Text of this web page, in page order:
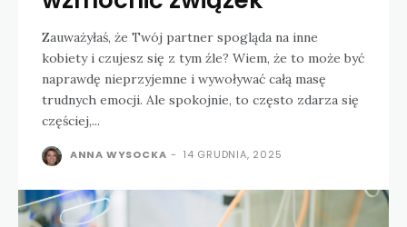
Zauważyłaś, że Twój partner spogląda na inne
kobiety i czujesz się z tym źle? Wiem, że to może być
naprawdę nieprzyjemne i wywoływać całą masę
trudnych emocji. Ale spokojnie, to często zdarza się
częściej,...
ANNA WYSOCKA - 14 GRUDNIA, 2025